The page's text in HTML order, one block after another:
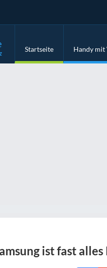
Startseite Handy mit
ist fast alles